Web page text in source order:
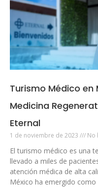
Turismo Médico en
Medicina
Eternal
1 de noviembre de 2023 No
El turismo médico es una
llevado a miles de
atención médica de alta
México ha emergido